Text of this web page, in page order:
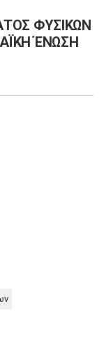
ΦΥΣΙΚΩΝ
ΈΝΩΣΗ